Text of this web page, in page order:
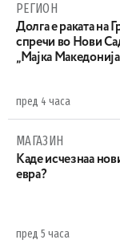
РЕГИОН
Долга е раката на
спречи во Нови
„Мајка
пред 4 часа
МАГАЗИН
Каде исчезнаа
евра?
пред 5 часа